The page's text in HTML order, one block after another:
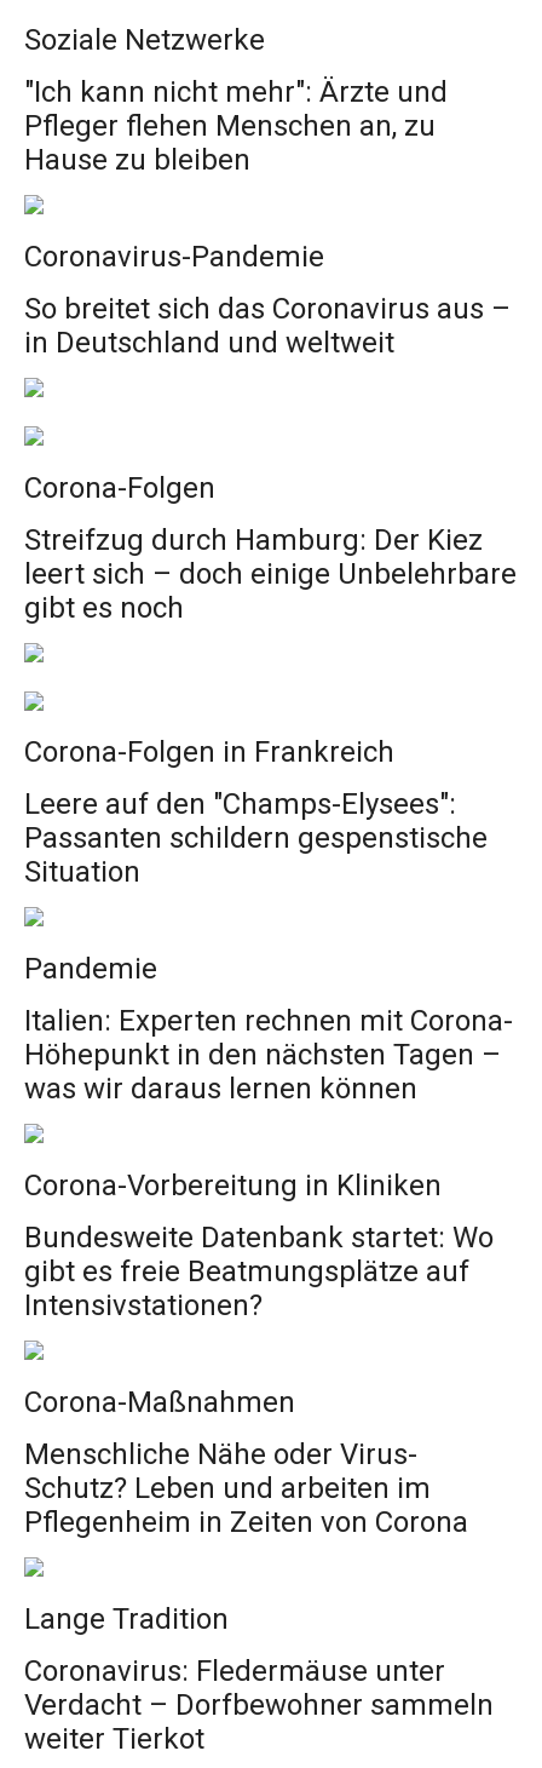
Soziale Netzwerke
"Ich kann nicht mehr": Ärzte und
Pfleger flehen Menschen an, zu
Hause zu bleiben
Coronavirus-Pandemie
So breitet sich das Coronavirus aus –
in Deutschland und weltweit
Corona-Folgen
Streifzug durch Hamburg: Der Kiez
leert sich – doch einige Unbelehrbare
gibt es noch
Corona-Folgen in Frankreich
Leere auf den "Champs-Elysees":
Passanten schildern gespenstische
Situation
Pandemie
Italien: Experten rechnen mit Corona-
Höhepunkt in den nächsten Tagen –
was wir daraus lernen können
Corona-Vorbereitung in Kliniken
Bundesweite Datenbank startet: Wo
gibt es freie Beatmungsplätze auf
Intensivstationen?
Corona-Maßnahmen
Menschliche Nähe oder Virus-
Schutz? Leben und arbeiten im
Pflegenheim in Zeiten von Corona
Lange Tradition
Coronavirus: Fledermäuse unter
Verdacht – Dorfbewohner sammeln
weiter Tierkot